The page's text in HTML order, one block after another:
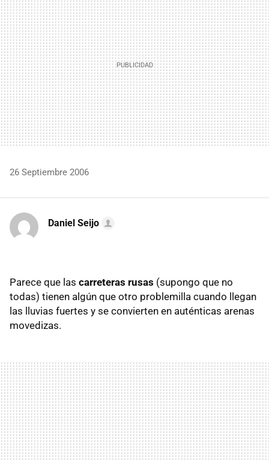
26 Septiembre 2006
Daniel Seijo
Parece que las carreteras rusas (supongo que no
todas) tienen algún que otro problemilla cuando llegan
las lluvias fuertes y se convierten en auténticas arenas
movedizas.